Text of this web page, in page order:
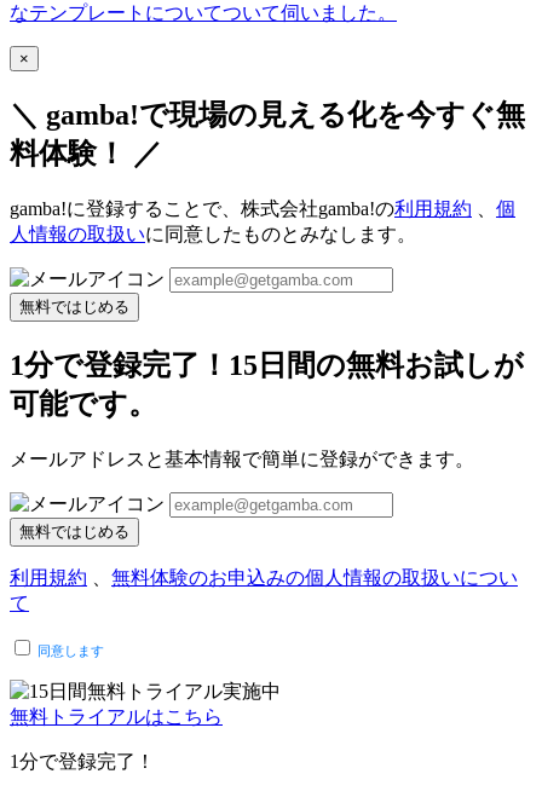
なテンプレートについてついて伺いました。
×
＼ gamba!で現場の見える化を今すぐ無
料体験！ ／
gamba!に登録することで、株式会社gamba!の利用規約
個
人情報の取扱いに同意したものとみなします。
無料ではじめる
1分で登録完了！15日間の無料お試しが
可能です。
メールアドレスと基本情報で簡単に登録ができます。
無料ではじめる
利用規約
無料体験のお申込みの個人情報の取扱いについ
て
同意します
無料トライアルはこちら
1分で登録完了！